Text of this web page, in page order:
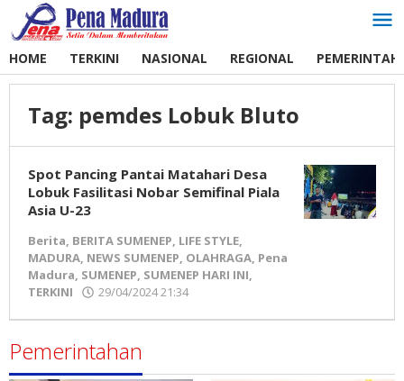
Lewati
ke
HOME TERKINI NASIONAL REGIONAL
Tag: pemdes Lobuk Bluto
Spot Pancing Pantai Matahari Desa
Lobuk Fasilitasi Nobar Semifinal Piala
Asia U-23
Berita, BERITA SUMENEP, LIFE STYLE,
MADURA, NEWS SUMENEP, OLAHRAGA, Pena
Madura, SUMENEP, SUMENEP HARI INI,
TERKINI
29/04/2024 21:34
Madura
Pemerintahan